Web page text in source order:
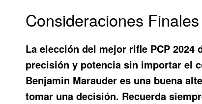
Consideraciones
La elección del mejor rifle PCP
precisión y potencia sin importar el
Benjamin Marauder es una buena
tomar una decisión. Recuerda